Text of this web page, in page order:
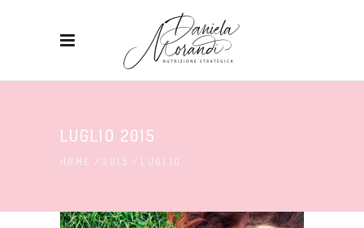
LUGLIO 2015
HOME / 2015 / LUGLIO